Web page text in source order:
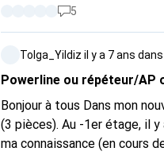
5
Tolga_Yildiz il y a 7 ans dans
Powerline ou répéteur/AP
Bonjour à tous Dans mon nouvel appartement (1er étage), j'ai la fibre optique et un RJ45 dans chaque pièce
(3 pièces). Au -1er étage, il
ma connaissance (en cours